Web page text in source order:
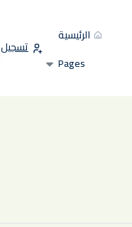
الرئيسية
Pages
تسجيل